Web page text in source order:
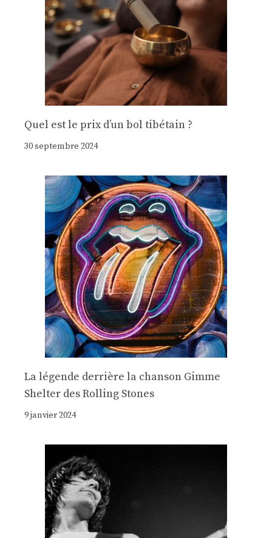
Quel est le prix d’un bol tibétain ?
30 septembre 2024
La légende derrière la chanson Gimme
Shelter des Rolling Stones
9 janvier 2024